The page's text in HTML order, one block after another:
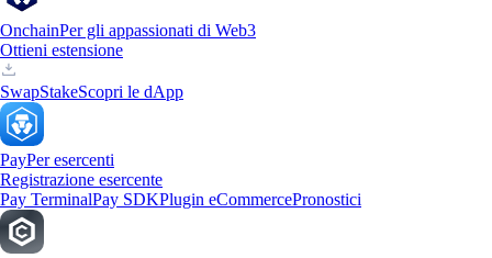
OnchainPer gli appassionati di Web3
Ottieni estensione
SwapStakeScopri le dApp
PayPer esercenti
Registrazione esercente
Pay TerminalPay SDKPlugin eCommercePronostici